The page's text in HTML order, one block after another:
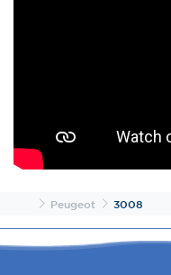
InicioPeugeot 3008